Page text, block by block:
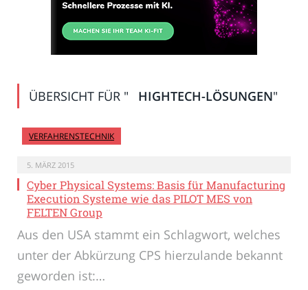
ÜBERSICHT FÜR " HIGHTECH-LÖSUNGEN"
VERFAHRENSTECHNIK
5. MÄRZ 2015
Cyber Physical Systems: Basis für Manufacturing
Execution Systeme wie das PILOT MES von
FELTEN Group
Aus den USA stammt ein Schlagwort, welches
unter der Abkürzung CPS hierzulande bekannt
geworden ist:…